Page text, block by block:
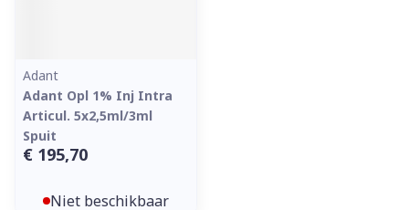
Adant
Adant Opl 1% Inj Intra
Articul. 5x2,5ml/3ml
Spuit
€ 195,70
Niet beschikbaar